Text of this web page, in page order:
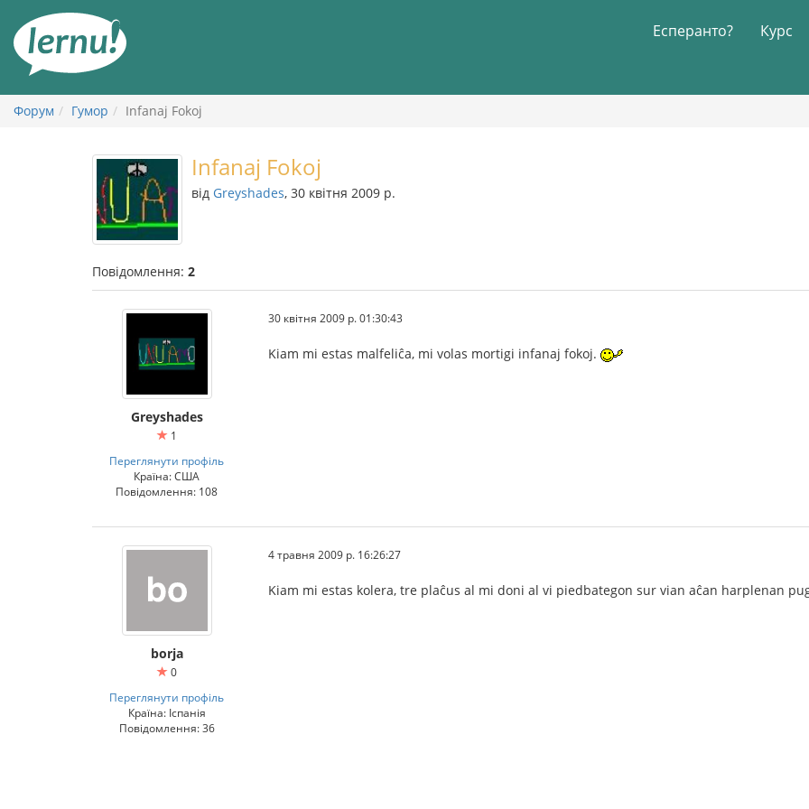
змісту
Есперанто? Курс
Форум Гумор Infanaj Fokoj
Infanaj Fokoj
від Greyshades, 30 квітня 2009 р.
Повідомлення: 2
Greyshades
1
Переглянути профіль
Країна: США
Повідомлення: 108
30 квітня 2009 р. 01:30:43
Kiam mi estas malfeliĉa, mi volas mortigi infanaj fokoj.
borja
0
Переглянути профіль
Країна: Іспанія
Повідомлення: 36
4 травня 2009 р. 16:26:27
Kiam mi estas kolera, tre plaĉus al mi doni al vi piedbategon sur vian aĉan harplenan